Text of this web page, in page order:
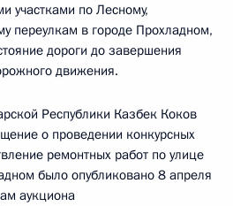
участками по Лесному,
переулкам в городе Прохладном,
дороги до завершения
движения.
Республики Казбек Коков
о проведении конкурсных
ремонтных работ по улице
было опубликовано 8 апреля
аукциона